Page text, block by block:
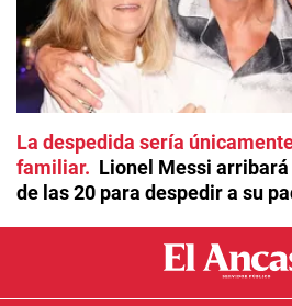
La despedida sería
familiar
Lionel Messi
de las 20 para despedir a su